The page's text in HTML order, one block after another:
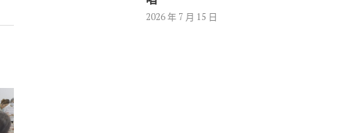
2026 年 7 月 15 日